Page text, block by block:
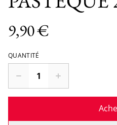
9,90 €
QUANTITÉ